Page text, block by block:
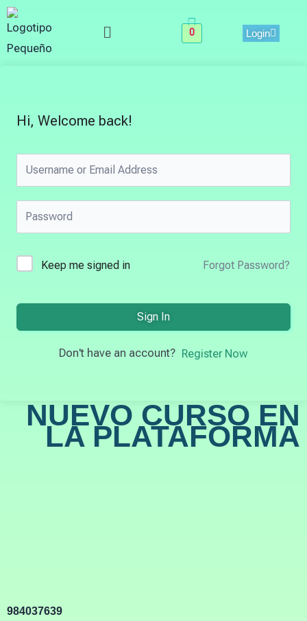
Skip
to
content
Menu 0 Login
Hi, Welcome back!
Keep me signed in Forgot Password?
Sign In
Don't have an account? Register Now
NUEVO CURSO EN
LA PLATAFORMA
984037639